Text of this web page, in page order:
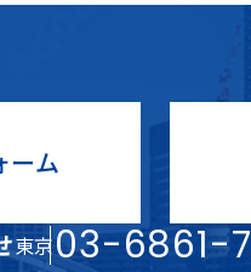
ーム
東京03-6861-